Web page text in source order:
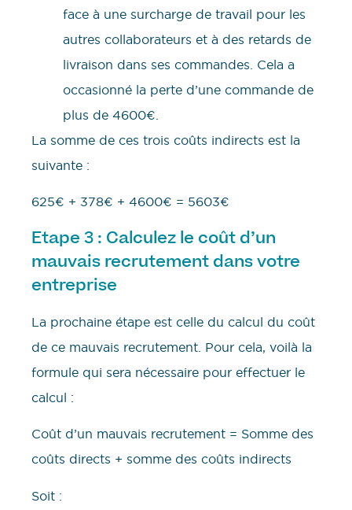
face à une surcharge de travail pour les
autres collaborateurs et à des retards de
livraison dans ses commandes. Cela a
occasionné la perte d’une commande de
plus de 4600€.
La somme de ces trois coûts indirects est la
suivante :
625€ + 378€ + 4600€ = 5603€
Etape 3 : Calculez le coût d’un
mauvais recrutement dans votre
entreprise
La prochaine étape est celle du calcul du coût
de ce mauvais recrutement. Pour cela, voilà la
formule qui sera nécessaire pour effectuer le
calcul :
Coût d’un mauvais recrutement = Somme des
coûts directs + somme des coûts indirects
Soit :